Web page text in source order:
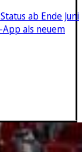
ab Ende Juni
als neuem